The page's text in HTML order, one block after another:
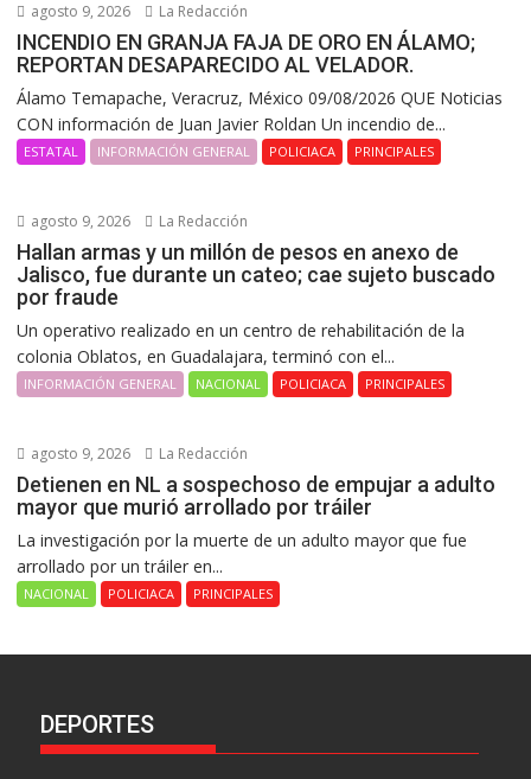
agosto 9, 2026 La Redacción
INCENDIO EN GRANJA FAJA DE ORO EN ÁLAMO;
REPORTAN DESAPARECIDO AL VELADOR.
Álamo Temapache, Veracruz, México 09/08/2026 QUE Noticias
CON información de Juan Javier Roldan Un incendio de...
ESTATAL INFORMACIÓN GENERAL POLICIACA PRINCIPALES
agosto 9, 2026 La Redacción
Hallan armas y un millón de pesos en anexo de
Jalisco, fue durante un cateo; cae sujeto buscado
por fraude
Un operativo realizado en un centro de rehabilitación de la
colonia Oblatos, en Guadalajara, terminó con el...
INFORMACIÓN GENERAL NACIONAL POLICIACA PRINCIPALES
agosto 9, 2026 La Redacción
Detienen en NL a sospechoso de empujar a adulto
mayor que murió arrollado por tráiler
La investigación por la muerte de un adulto mayor que fue
arrollado por un tráiler en...
NACIONAL POLICIACA PRINCIPALES
DEPORTES